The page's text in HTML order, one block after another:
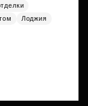
Лоджия